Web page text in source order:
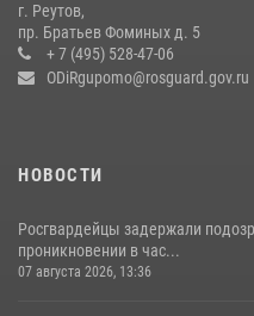
г. Реутов,
пр. Братьев Фоминых д. 5
+ 7 (495) 528-47-06
ODiRgupomo@rosguard.gov.ru
НОВОСТИ
Росгвардейцы задержали
проникновении в час...
07 августа 2026, 13:36